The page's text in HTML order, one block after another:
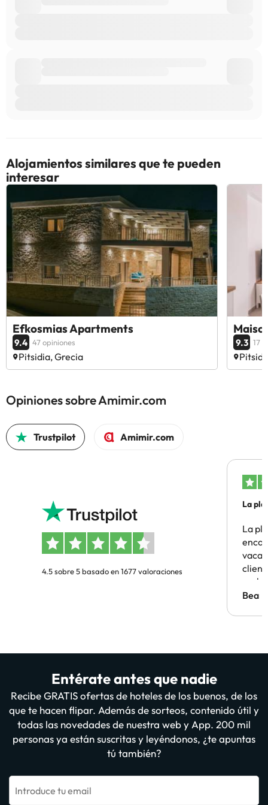
Alojamientos similares que te pueden
interesar
Efkosmias Apartments
9.4 47 opiniones
Pitsidia, Grecia
9.3 17
Opiniones sobre Amimir.com
Trustpilot Amimir.com
4.5 sobre 5 basado en 1677 valoraciones
La
La
Bea
Entérate antes que nadie
Recibe GRATIS ofertas de hoteles de los buenos, de los
que te hacen flipar. Además de sorteos, contenido útil y
todas las novedades de nuestra web y App. 200 mil
personas ya están suscritas y leyéndonos, ¿te apuntas
tú también?
Introduce tu email